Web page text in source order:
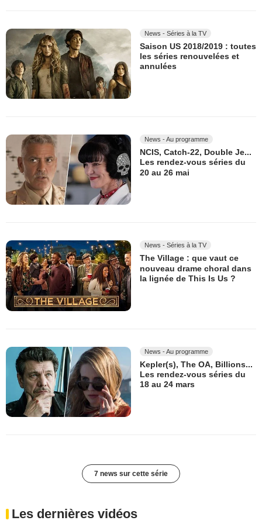
News - Séries à la TV
Saison US 2018/2019 : toutes
les séries renouvelées et
annulées
News - Au programme
NCIS, Catch-22, Double Je...
Les rendez-vous séries du
20 au 26 mai
News - Séries à la TV
The Village : que vaut ce
nouveau drame choral dans
la lignée de This Is Us ?
News - Au programme
Kepler(s), The OA, Billions...
Les rendez-vous séries du
18 au 24 mars
7 news sur cette série
Les dernières vidéos